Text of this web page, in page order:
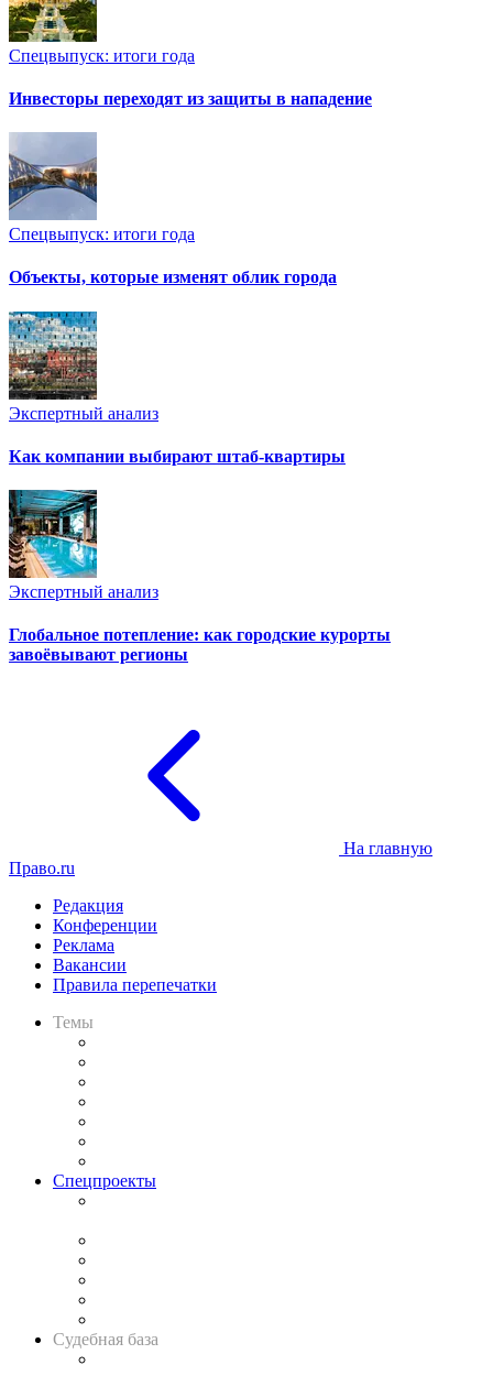
Спецвыпуск: итоги года
Инвесторы переходят из защиты в нападение
Спецвыпуск: итоги года
Объекты, которые изменят облик города
Экспертный анализ
Как компании выбирают штаб-квартиры
Экспертный анализ
Глобальное потепление: как городские курорты
завоёвывают регионы
На главную
Право.ru
Редакция
Конференции
Реклама
Вакансии
Правила перепечатки
Темы
Спецпроекты
Судебная база